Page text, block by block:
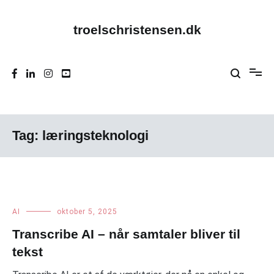
troelschristensen.dk
Tag: læringsteknologi
AI oktober 5, 2025
Transcribe AI – når samtaler bliver til
tekst